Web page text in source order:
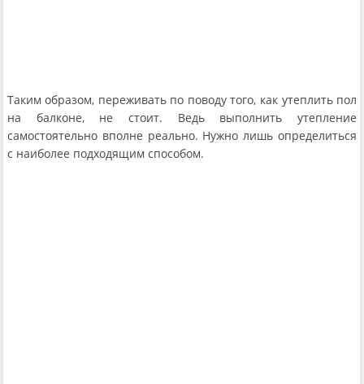
Таким образом, переживать по поводу того, как утеплить пол
на балконе, не стоит. Ведь выполнить утепление
самостоятельно вполне реально. Нужно лишь определиться
с наиболее подходящим способом.